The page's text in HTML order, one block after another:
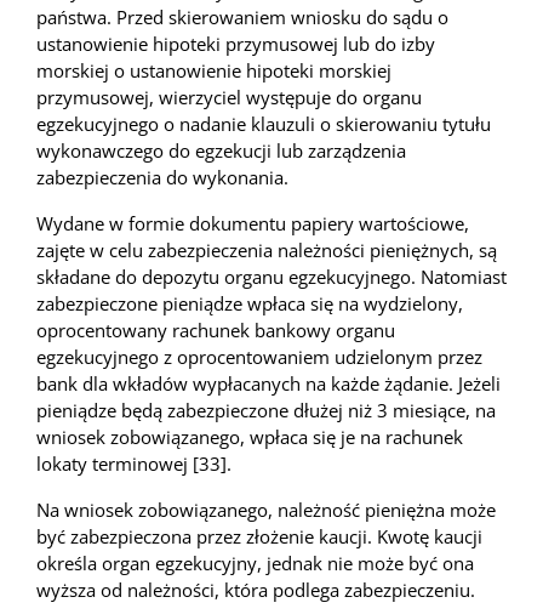
państwa. Przed skierowaniem wniosku do sądu o
ustanowienie hipoteki przymusowej lub do izby
morskiej o ustanowienie hipoteki morskiej
przymusowej, wierzyciel występuje do organu
egzekucyjnego o nadanie klauzuli o skierowaniu tytułu
wykonawczego do egzekucji lub zarządzenia
zabezpieczenia do wykonania.
Wydane w formie dokumentu papiery wartościowe,
zajęte w celu zabezpieczenia należności pieniężnych, są
składane do depozytu organu egzekucyjnego. Natomiast
zabezpieczone pieniądze wpłaca się na wydzielony,
oprocentowany rachunek bankowy organu
egzekucyjnego z oprocentowaniem udzielonym przez
bank dla wkładów wypłacanych na każde żądanie. Jeżeli
pieniądze będą zabezpieczone dłużej niż 3 miesiące, na
wniosek zobowiązanego, wpłaca się je na rachunek
lokaty terminowej [33].
Na wniosek zobowiązanego, należność pieniężna może
być zabezpieczona przez złożenie kaucji. Kwotę kaucji
określa organ egzekucyjny, jednak nie może być ona
wyższa od należności, która podlega zabezpieczeniu.